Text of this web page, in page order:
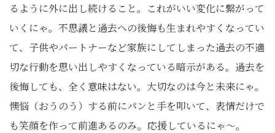
るように外に出し続けること。これがいい変化に繋がって
いくにゃ。不思議と過去への後悔も生まれやすくなってい
て、子供やパートナーなど家族にしてしまった過去の不適
切な行動を思い出しやすくなっている暗示がある。過去を
後悔しても、全く意味はない。大切なのは今と未来にゃ。
懊悩（おうのう）する前にパンと手を叩いて、表情だけで
も笑顔を作って前進あるのみ。応援しているにゃ〜。